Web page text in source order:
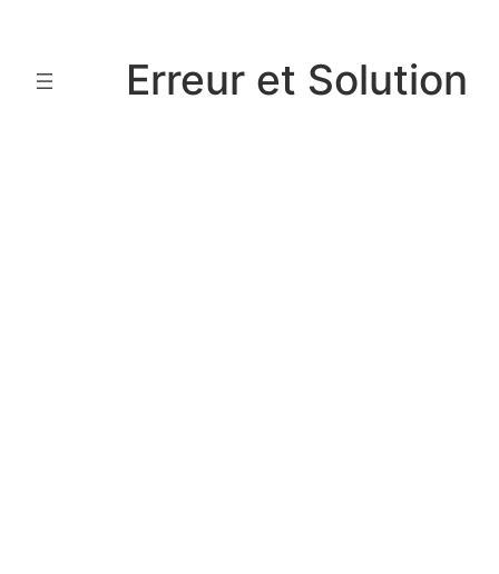
contenu
Erreur et Solution